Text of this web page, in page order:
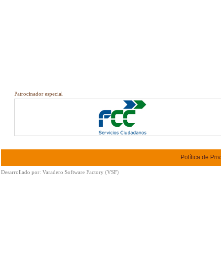
Patrocinador especial
Política de
Desarrollado por: Varadero Software Factory (VSF)